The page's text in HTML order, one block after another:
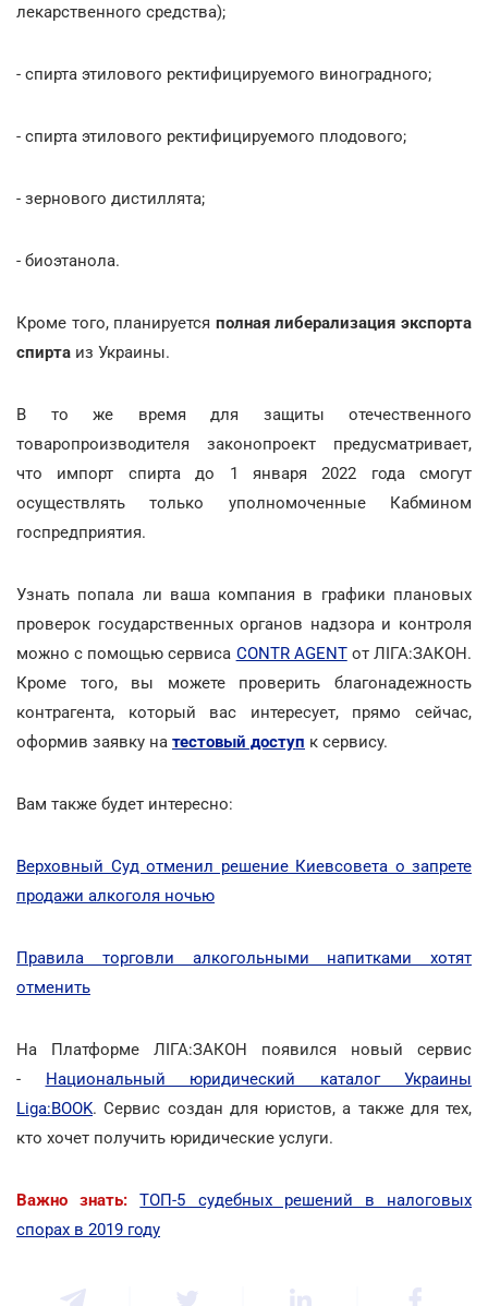
лекарственного средства);
- спирта этилового ректифицируемого виноградного;
- спирта этилового ректифицируемого плодового;
- зернового дистиллята;
- биоэтанола.
Кроме того, планируется полная либерализация экспорта
спирта из Украины.
В то же время для защиты отечественного
товаропроизводителя законопроект предусматривает,
что импорт спирта до 1 января 2022 года смогут
осуществлять только уполномоченные Кабмином
госпредприятия.
Узнать попала ли ваша компания в графики плановых
проверок государственных органов надзора и контроля
можно с помощью сервиса CONTR AGENTот ЛІГА:ЗАКОН.
Кроме того, вы можете проверить благонадежность
контрагента, который вас интересует, прямо сейчас,
оформив заявку на тестовый доступ к сервису.
Вам также будет интересно:
Верховный Суд отменил решение Киевсовета о запрете
продажи алкоголя ночью
Правила торговли алкогольными напитками хотят
отменить
На Платформе ЛІГА:ЗАКОН появился новый сервис
- Национальный юридический каталог Украины
Liga:BOOK. Сервис создан для юристов, а также для тех,
кто хочет получить юридические услуги.
Важно знать:
ТОП-5 судебных решений в налоговых
спорах в 2019 году